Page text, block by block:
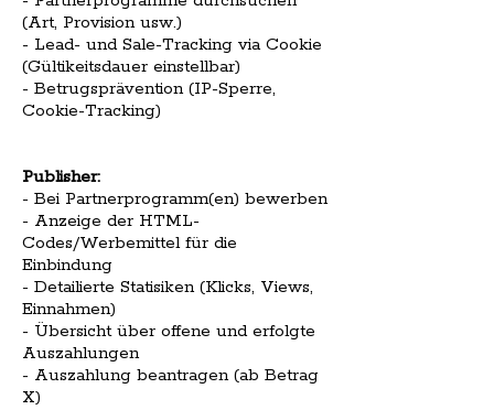
(Art, Provision usw.)
- Lead- und Sale-Tracking via Cookie
(Gültikeitsdauer einstellbar)
- Betrugsprävention (IP-Sperre,
Cookie-Tracking)
Publisher:
- Bei Partnerprogramm(en) bewerben
- Anzeige der HTML-
Codes/Werbemittel für die
Einbindung
- Detailierte Statisiken (Klicks, Views,
Einnahmen)
- Übersicht über offene und erfolgte
Auszahlungen
- Auszahlung beantragen (ab Betrag
X)